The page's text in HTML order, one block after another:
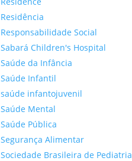
Residência
Responsabilidade Social
Sabará Children's Hospital
Saúde da Infância
Saúde Infantil
saúde infantojuvenil
Saúde Mental
Saúde Pública
Segurança Alimentar
Sociedade Brasileira de Pediatria